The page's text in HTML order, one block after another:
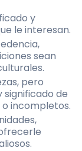
y
le interesan.
sean
pero
de
incompletos.